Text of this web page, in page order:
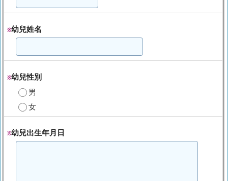
※幼兒姓名
※幼兒性別
男
女
※幼兒出生年月日